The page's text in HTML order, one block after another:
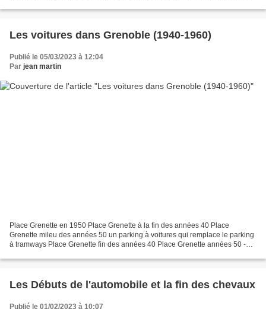
Les voitures dans Grenoble (1940-1960)
Publié le 05/03/2023 à 12:04
Par jean martin
Place Grenette en 1950 Place Grenette à la fin des années 40 Place
Grenette mileu des années 50 un parking à voitures qui remplace le parking
à tramways Place Grenette fin des années 40 Place Grenette années 50 -
Les Débuts de l'automobile et la fin des chevaux
Publié le 01/02/2023 à 10:07